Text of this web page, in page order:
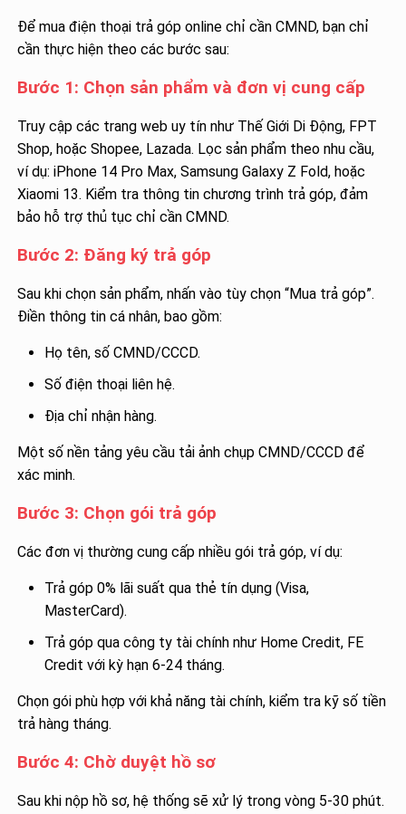
Để mua điện thoại trả góp online chỉ cần CMND, bạn chỉ
cần thực hiện theo các bước sau:
Bước 1: Chọn sản phẩm và đơn vị cung cấp
Truy cập các trang web uy tín như Thế Giới Di Động, FPT
Shop, hoặc Shopee, Lazada. Lọc sản phẩm theo nhu cầu,
ví dụ: iPhone 14 Pro Max, Samsung Galaxy Z Fold, hoặc
Xiaomi 13. Kiểm tra thông tin chương trình trả góp, đảm
bảo hỗ trợ thủ tục chỉ cần CMND.
Bước 2: Đăng ký trả góp
Sau khi chọn sản phẩm, nhấn vào tùy chọn “Mua trả góp”.
Điền thông tin cá nhân, bao gồm:
Họ tên, số CMND/CCCD.
Số điện thoại liên hệ.
Địa chỉ nhận hàng.
Một số nền tảng yêu cầu tải ảnh chụp CMND/CCCD để
xác minh.
Bước 3: Chọn gói trả góp
Các đơn vị thường cung cấp nhiều gói trả góp, ví dụ:
Trả góp 0% lãi suất qua thẻ tín dụng (Visa,
MasterCard).
Trả góp qua công ty tài chính như Home Credit, FE
Credit với kỳ hạn 6-24 tháng.
Chọn gói phù hợp với khả năng tài chính, kiểm tra kỹ số tiền
trả hàng tháng.
Bước 4: Chờ duyệt hồ sơ
Sau khi nộp hồ sơ, hệ thống sẽ xử lý trong vòng 5-30 phút.